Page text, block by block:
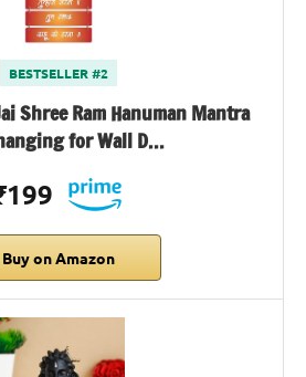
BESTSELLER #2
Shree Ram Hanuman Mantra
for Wall D…
Buy on Amazon